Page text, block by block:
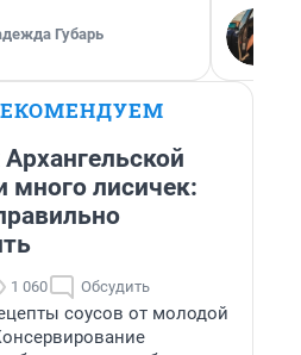
Губарь
Архангельской
много лисичек:
1 060 Обсудить
соусов от молодой